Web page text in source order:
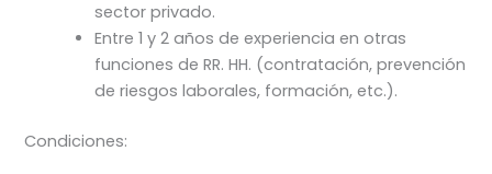
sector privado.
Entre 1 y 2 años de experiencia en otras
funciones de RR. HH. (contratación, prevención
de riesgos laborales, formación, etc.).
Condiciones: